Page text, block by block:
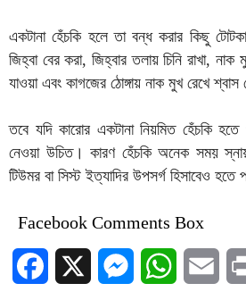
একটানা হেঁচকি হলে তা বন্ধ করার কিছু
জিহ্বা বের করা, জিহ্বার তলায় চিনি রাখা,
যাওয়া এবং কাগজের ঠোঙ্গায় নাক মুখ রেখে শ্বাস
তবে যদি কারোর একটানা নিয়মিত হেঁচকি হতে
নেওয়া উচিত। কারণ হেঁচকি অনেক সময়
টিউমর বা সিস্ট ইত্যাদির উপসর্গ হিসাবেও হতে
Facebook Comments Box
Facebook MessengerWhatsApp